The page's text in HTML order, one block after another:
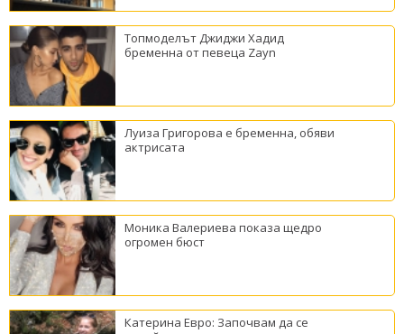
Топмоделът Джиджи Хадид
бременна от певеца Zayn
Луиза Григорова е бременна, обяви
актрисата
Моника Валериева показа щедро
огромен бюст
Катерина Евро: Започвам да се